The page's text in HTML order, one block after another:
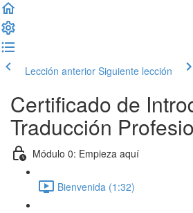
Lección anterior Siguiente lección
Certificado de
Traducción
Módulo 0: Empieza aquí
Bienvenida (1:32)